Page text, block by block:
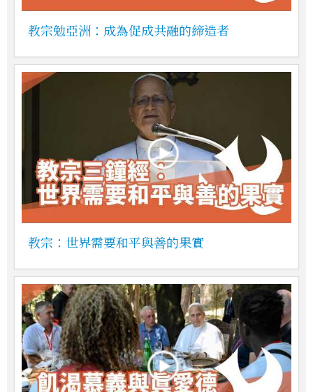
教宗勉亞洲：成為促成共融的締造者
教宗：世界需要和平與善的果實